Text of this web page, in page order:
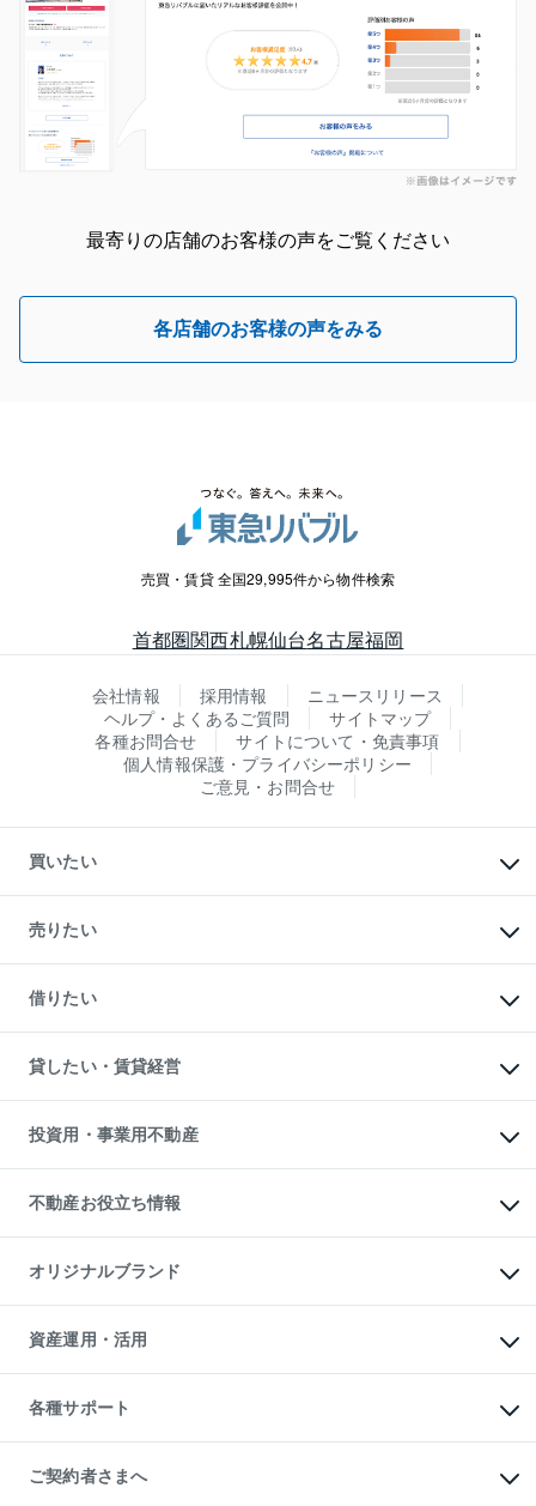
最寄りの店舗のお客様の声をご覧ください
各店舗のお客様の声をみる
売買・賃貸 全国29,995件から物件検索
首都圏関西札幌仙台名古屋福岡
会社情報 採用情報
ニュースリリース
ヘルプ・よくあるご質問
サイトマップ
各種お問合せ
サイトについて・免責事項
個人情報保護・プライバシーポリシー
ご意見・お問合せ
買いたい
新築・分譲マンションの購入
中古マンションの購入
一戸建ての購入
中古一戸建ての購入
不動産購入の流れ
注目キーワード物件特集
購入ガイド
English 繁体中文簡体中文
売りたい
一戸建ての売却・査定
土地の売却・査定
スピードAI査定
不動産査定について
不動産売却の流れ
不動産買換えの流れ
売却ガイド
借りたい
オフィス・店舗の賃貸
借りるときの流れ
借りるガイド
貸したい・賃貸経営
マンション賃料データ
賃貸管理プラン
リロケーションについて
貸すガイド
投資用・事業用不動産
事業用不動産
マンション投資
投資用マンション
アパート経営
収益物件
ビル購入（ビル一棟）
投資用不動産の売却査定
事業用不動産の売却査定
不動産お役立ち情報
マンションライブラリー
人気マンションランキング
暮らしに役立つ不動産メディア
不動産相場・不動産価格情報
不動産コラム・ニュース
不動産用語集
不動産なんでもネット相談室
住まいの税金
オリジナルブランド
一棟リノベーションマンション
L`GENTE（ルジェンテ）
区分リノベーションマンション
投資用一棟レジデンスWELL
不動産小口投資
LEGACIA（レガシア）
資産運用・活用
不動産M&A
アセットマネジメント・出資
各種サポート
相続サポート
リフォームサポート
ご契約者さまへ